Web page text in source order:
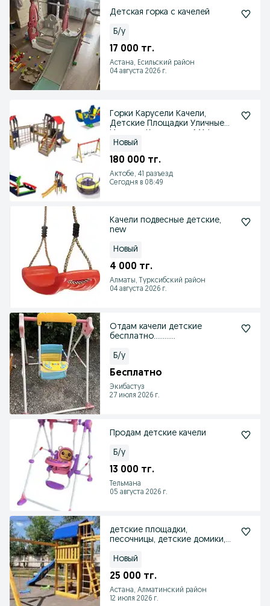
Детская горка с качелей
Б/у
17 000 тг.
Астана, Есильский район
04 августа 2026 г.
Горки Карусели Качели,
Детские Площадки Уличные
Новый
180 000 тг.
Актобе, 41 разъезд
Сегодня в 08:49
Качели подвесные детские,
new
Новый
4 000 тг.
Алматы, Турксибский район
04 августа 2026 г.
Отдам качели детские
бесплатно…………
Б/у
Бесплатно
Экибастуз
27 июля 2026 г.
Продам детские качели
Б/у
13 000 тг.
Тельмана
05 августа 2026 г.
детские площадки,
песочницы, детские домики,
Новый
25 000 тг.
Астана, Алматинский район
12 июля 2026 г.